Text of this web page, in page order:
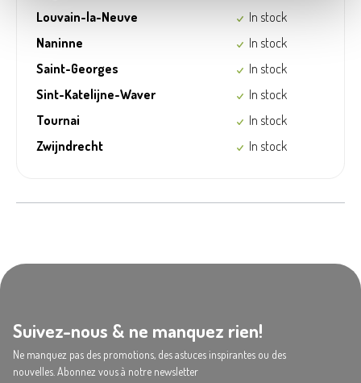
Louvain-la-Neuve
In stock
Naninne
In stock
Saint-Georges
In stock
Sint-Katelijne-Waver
In stock
Tournai
In stock
Zwijndrecht
In stock
Suivez-nous & ne manquez rien!
Ne manquez pas des promotions, des astuces inspirantes ou des
nouvelles. Abonnez vous à notre newsletter